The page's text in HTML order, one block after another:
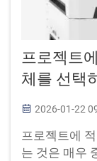
프로젝트
체를 선택
2026-01-22
프로젝트에
는 것은 매우